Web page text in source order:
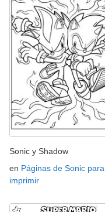
Sonic y Shadow
en Páginas de Sonic para
imprimir